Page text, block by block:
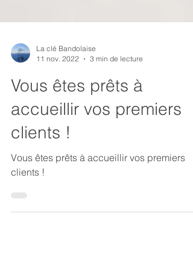
11 nov. 2022
3 min de lecture
Vous êtes prêts à
accueillir vos premiers
clients !
Vous êtes prêts à accueillir vos premiers
clients !